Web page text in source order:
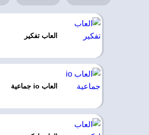
العاب تفكير
العاب io جماعية